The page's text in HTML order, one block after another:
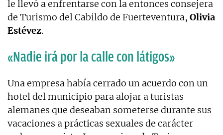
le llevó a enfrentarse con la entonces consejera
de Turismo del Cabildo de Fuerteventura, Olivia
Estévez.
«Nadie irá por la calle con látigos»
Una empresa había cerrado un acuerdo con un
hotel del municipio para alojar a turistas
alemanes que deseaban someterse durante sus
vacaciones a prácticas sexuales de carácter